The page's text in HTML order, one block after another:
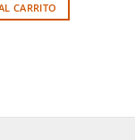
CARRITO